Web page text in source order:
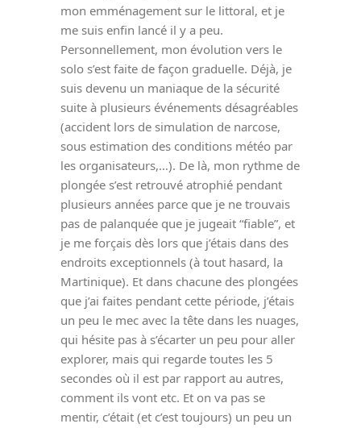
mon emménagement sur le littoral, et je
me suis enfin lancé il y a peu.
Personnellement, mon évolution vers le
solo s’est faite de façon graduelle. Déjà, je
suis devenu un maniaque de la sécurité
suite à plusieurs événements désagréables
(accident lors de simulation de narcose,
sous estimation des conditions météo par
les organisateurs,…). De là, mon rythme de
plongée s’est retrouvé atrophié pendant
plusieurs années parce que je ne trouvais
pas de palanquée que je jugeait “fiable”, et
je me forçais dès lors que j’étais dans des
endroits exceptionnels (à tout hasard, la
Martinique). Et dans chacune des plongées
que j’ai faites pendant cette période, j’étais
un peu le mec avec la tête dans les nuages,
qui hésite pas à s’écarter un peu pour aller
explorer, mais qui regarde toutes les 5
secondes où il est par rapport au autres,
comment ils vont etc. Et on va pas se
mentir, c’était (et c’est toujours) un peu un